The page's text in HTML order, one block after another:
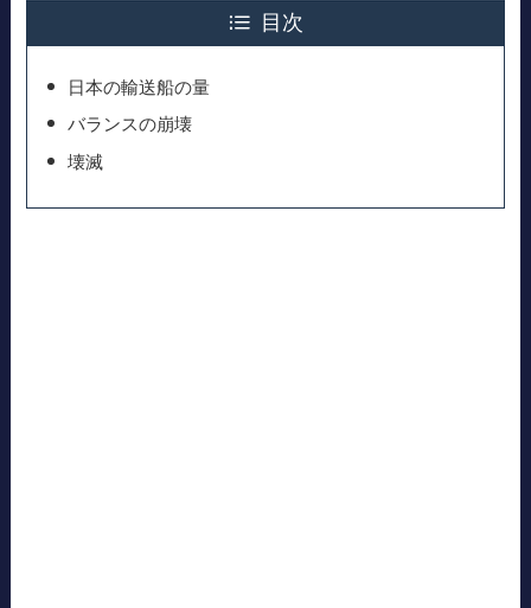
目次
日本の輸送船の量
バランスの崩壊
壊滅